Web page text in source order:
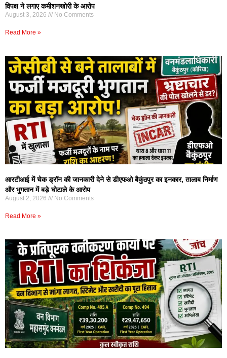
विपक्ष ने लगाए कमीशनखोरी के आरोप
August 3, 2026 No Comments
Read More »
आरटीआई में चेक ड्रॉन की जानकारी देने से डीएफओ बैकुंठपुर का इनकार, तालाब निर्माण
और भुगतान में बड़े घोटाले के आरोप
August 2, 2026 No Comments
Read More »